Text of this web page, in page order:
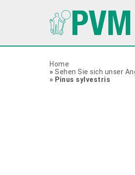
Home
» Sehen Sie sich unser
» Pinus sylvestris